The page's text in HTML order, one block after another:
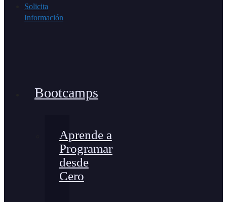
Solicita
Información
Bootcamps
Aprende a
Programar
desde
Cero